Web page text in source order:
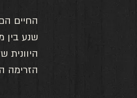
החיים
שנע בין
הזרימה